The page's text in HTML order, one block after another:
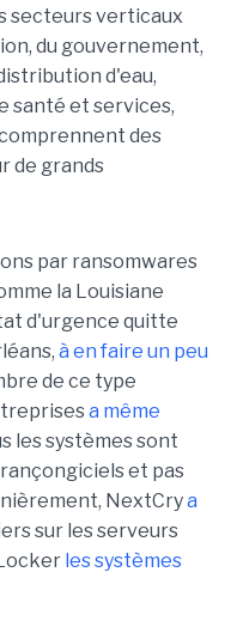
secteurs verticaux
du gouvernement,
d'eau,
santé et services,
des
de grands
par ransomwares
la Louisiane
d'urgence quitte
à en faire un peu
de ce type
a même
les systèmes sont
et pas
NextCrya
sur les serveurs
les systèmes